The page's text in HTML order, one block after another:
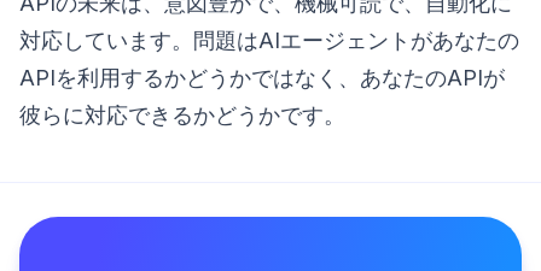
対応しています。問題はAIエージェントがあなたの
APIを利用するかどうかではなく、あなたのAPIが
彼らに対応できるかどうかです。